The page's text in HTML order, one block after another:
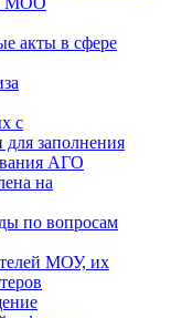
акты в сфере
с
заполнения
АГО
на
по вопросам
МОУ, их